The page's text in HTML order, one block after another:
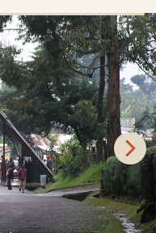
SILVER